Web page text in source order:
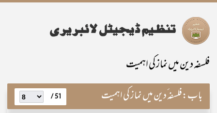
فلسفہ دین میں نماز کی اہمیت
باب:فلسفہ ٔدین میں نماز کی اہمیت 51 /